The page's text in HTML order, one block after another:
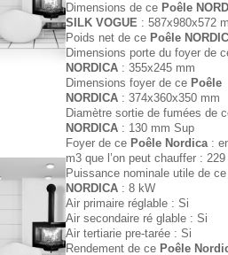
Dimensions de ce Poêle
SILK VOGUE : 587x980x572
Poids net de ce Poêle
Dimensions porte du foyer de
NORDICA : 355x245 mm
Dimensions foyer de ce Poêle
NORDICA : 374x360x350 mm
Diamètre sortie de fumées de
NORDICA : 130 mm Sup
Foyer de ce Poêle Nordica :
m3 que l’on peut chauffer :
Puissance nominale utile de ce
NORDICA : 8 kW
Air primaire réglable : Si
Air secondaire ré glable : Si
Air tertiarie pre-tarée : Si
Rendement de ce Poêle